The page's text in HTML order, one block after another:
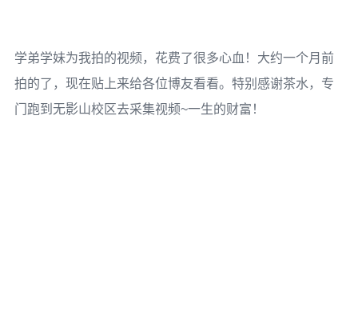
学弟学妹为我拍的视频，花费了很多心血！大约一个月前
拍的了，现在贴上来给各位博友看看。特别感谢茶水，专
门跑到无影山校区去采集视频~一生的财富！